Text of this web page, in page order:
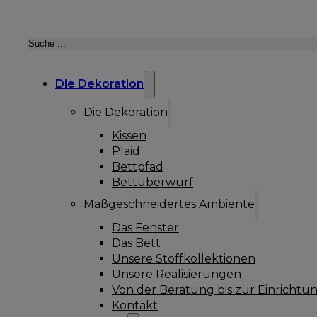
Suchen
Die Dekoration
Die Dekoration
Kissen
Plaid
Bettpfad
Bettüberwurf
Maßgeschneidertes Ambiente
Das Fenster
Das Bett
Unsere Stoffkollektionen
Unsere Realisierungen
Von der Beratung bis zur
Kontakt